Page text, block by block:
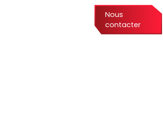
Nous
contacter